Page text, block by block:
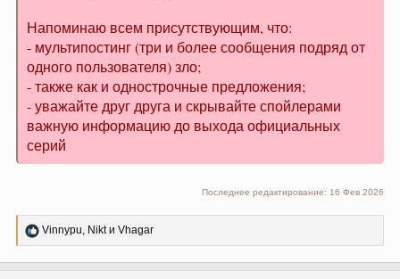
Напоминаю всем присутствующим, что:
- мультипостинг (три и более сообщения подряд от
одного пользователя) зло;
- также как и однострочные предложения;
- уважайте друг друга и скрывайте спойлерами
важную информацию до выхода официальных
серий
Последнее редактирование: 16 Фев 2026
Р
е
Vinnypu, Niktи Vhagar